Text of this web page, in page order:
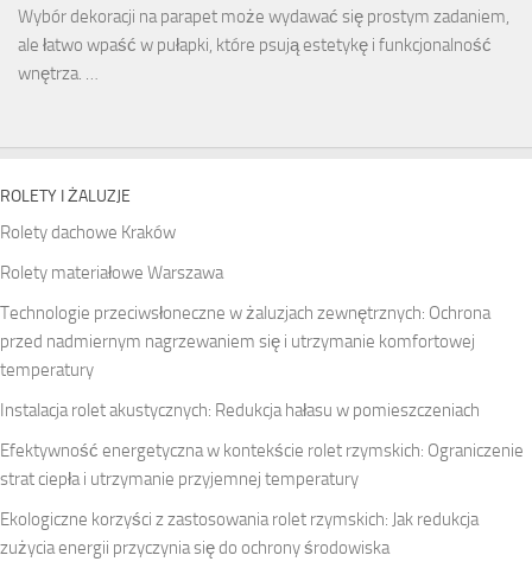
Wybór dekoracji na parapet może wydawać się prostym zadaniem,
ale łatwo wpaść w pułapki, które psują estetykę i funkcjonalność
wnętrza. …
ROLETY I ŻALUZJE
Rolety dachowe Kraków
Rolety materiałowe Warszawa
Technologie przeciwsłoneczne w żaluzjach zewnętrznych: Ochrona
przed nadmiernym nagrzewaniem się i utrzymanie komfortowej
temperatury
Instalacja rolet akustycznych: Redukcja hałasu w pomieszczeniach
Efektywność energetyczna w kontekście rolet rzymskich: Ograniczenie
strat ciepła i utrzymanie przyjemnej temperatury
Ekologiczne korzyści z zastosowania rolet rzymskich: Jak redukcja
zużycia energii przyczynia się do ochrony środowiska